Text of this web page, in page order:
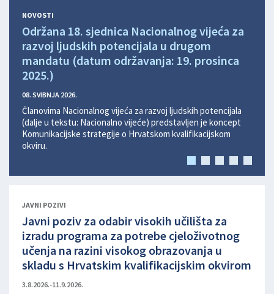
NOVOSTI
Održana 18. sjednica Nacionalnog vijeća za
razvoj ljudskih potencijala u drugom
mandatu (datum održavanja: 19. prosinca
2025.)
08. SVIBNJA 2026.
Članovima Nacionalnog vijeća za razvoj ljudskih potencijala
(dalje u tekstu: Nacionalno vijeće) predstavljen je koncept
Komunikacijske strategije o Hrvatskom kvalifikacijskom
okviru.
JAVNI POZIVI
Javni poziv za odabir visokih učilišta za
izradu programa za potrebe cjeloživotnog
učenja na razini visokog obrazovanja u
skladu s Hrvatskim kvalifikacijskim okvirom
3.8.2026.-11.9.2026.